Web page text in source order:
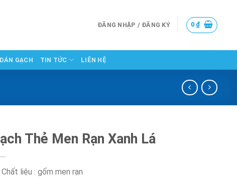
ĐĂNG NHẬP / ĐĂNG KÝ 0 ₫
GẠCH TIN TỨC LIÊN HỆ
Thẻ Men Rạn Xanh Lá
Chất liệu : gốm men rạn